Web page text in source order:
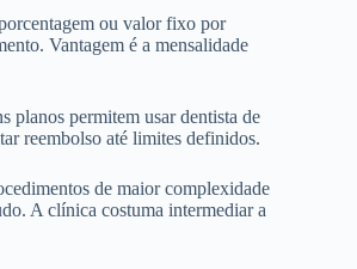
ou valor fixo por
Vantagem é a mensalidade
planos permitem usar dentista de
reembolso até limites definidos.
de maior complexidade
A clínica costuma intermediar a